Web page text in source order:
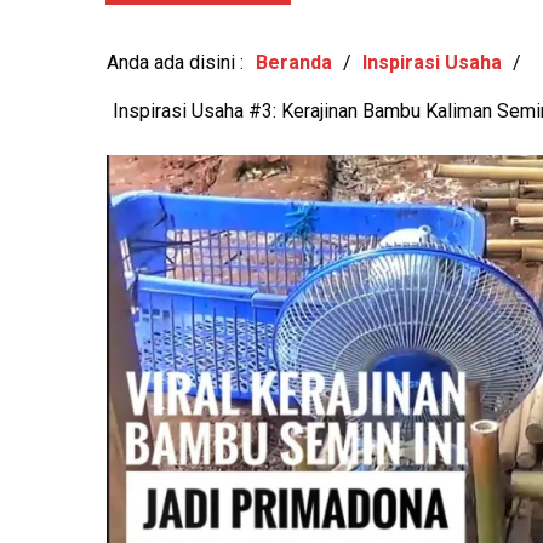
Anda ada disini : Beranda / Inspirasi Usaha /
Inspirasi Usaha #3: Kerajinan Bambu Kaliman